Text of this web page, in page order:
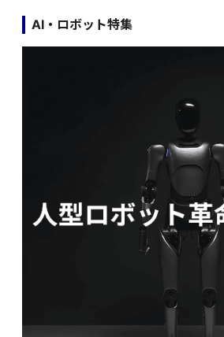
AI・ロボット特集